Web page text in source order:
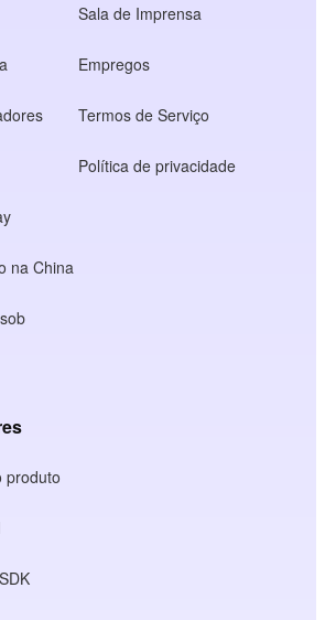
na China
Sala de Imprensa
Empregos
Termos de Serviço
Política de privacidade
produto